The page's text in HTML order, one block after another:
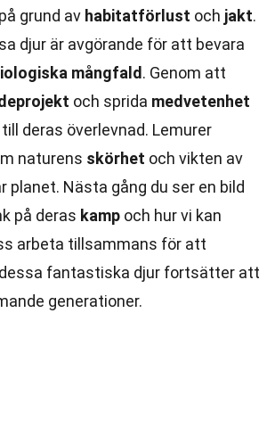
på grund av habitatförlust och jakt.
djur är avgörande för att bevara
mångfald . Genom att
och sprida medvetenhet
deras överlevnad. Lemurer
naturens skörhet och vikten av
planet. Nästa gång du ser en bild
på deras kamp och hur vi kan
arbeta tillsammans för att
fantastiska djur fortsätter att
generationer.